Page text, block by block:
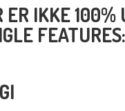
ER IKKE 100%
FEATURES: